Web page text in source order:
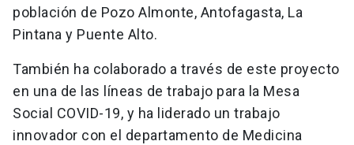
población de Pozo Almonte, Antofagasta, La
Pintana y Puente Alto.
También ha colaborado a través de este proyecto
en una de las líneas de trabajo para la Mesa
Social COVID-19, y ha liderado un trabajo
innovador con el departamento de Medicina